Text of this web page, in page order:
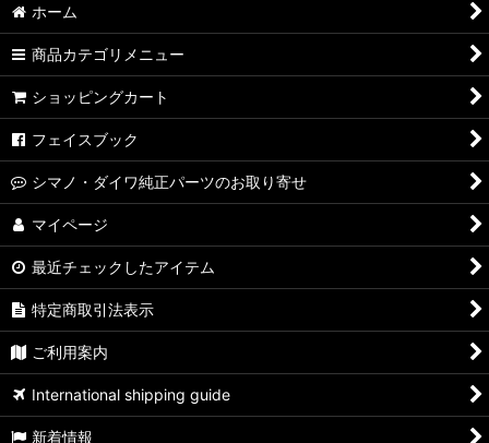
ホーム
商品カテゴリメニュー
ショッピングカート
フェイスブック
シマノ・ダイワ純正パーツのお取り寄せ
マイページ
最近チェックしたアイテム
特定商取引法表示
ご利用案内
International shipping guide
新着情報